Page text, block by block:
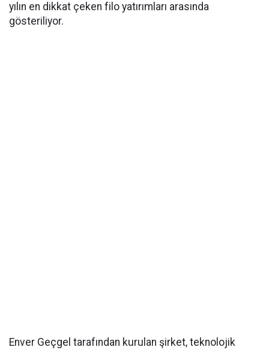
yılın en dikkat çeken filo yatırımları arasında
gösteriliyor.
Enver Geçgel tarafından kurulan şirket, teknolojik